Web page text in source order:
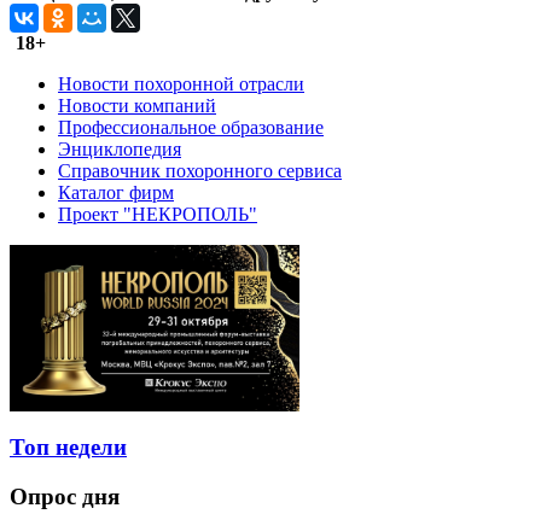
18+
Новости похоронной отрасли
Новости компаний
Профессиональное образование
Энциклопедия
Справочник похоронного сервиса
Каталог фирм
Проект "НЕКРОПОЛЬ"
Топ недели
Опрос дня